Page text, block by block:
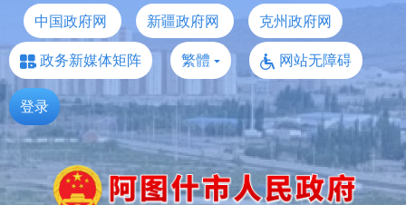
中国政府网 新疆政府网
克州政府网
政务新媒体矩阵
繁體 网站无障碍
登录